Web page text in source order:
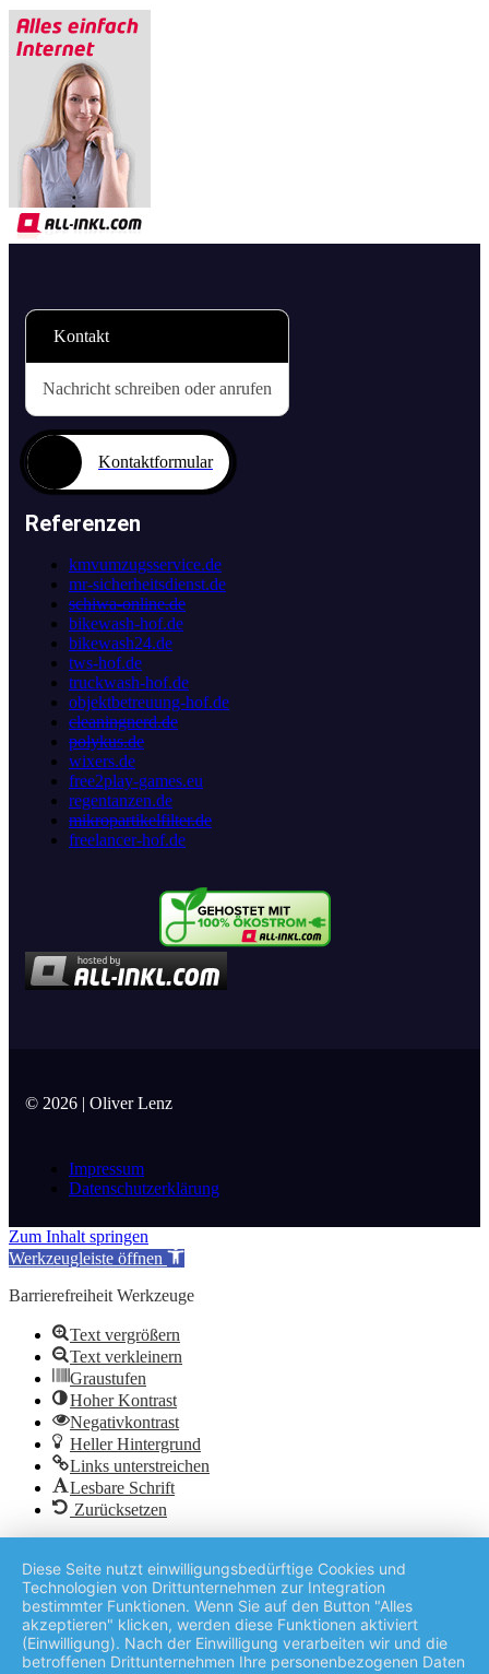
Kontakt
Nachricht schreiben oder anrufen
Kontaktformular
Referenzen
kmvumzugsservice.de
mr-sicherheitsdienst.de
schiwa-online.de
bikewash-hof.de
bikewash24.de
tws-hof.de
truckwash-hof.de
objektbetreuung-hof.de
cleaningnerd.de
polykus.de
wixers.de
free2play-games.eu
regentanzen.de
mikropartikelfilter.de
freelancer-hof.de
© 2026 | Oliver Lenz
Impressum
Datenschutzerklärung
Diese Seite nutzt einwilligungsbedürftige Cookies und
Technologien von Drittunternehmen zur Integration
bestimmter Funktionen. Wenn Sie auf den Button "Alles
akzeptieren" klicken, werden diese Funktionen aktiviert
(Einwilligung). Nach der Einwilligung verarbeiten wir und die
betroffenen Drittunternehmen Ihre personenbezogenen Daten
Zum Inhalt springen
Werkzeugleiste öffnen
Barrierefreiheit Werkzeuge
Text vergrößern
Text verkleinern
Graustufen
Hoher Kontrast
Negativkontrast
Heller Hintergrund
Links unterstreichen
Lesbare Schrift
Zurücksetzen